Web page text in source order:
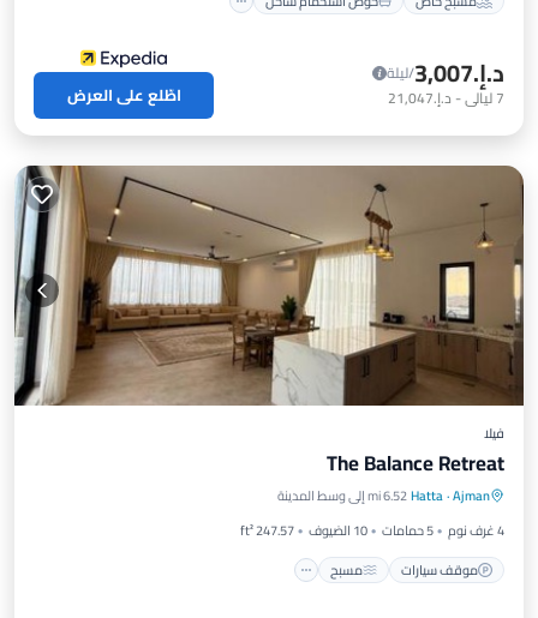
د.إ.‏3,007
/ليلة
7ليالي- د.إ.‏21,047 اطّلع على العرض
فيلا
The Balance Retreat
Ajman
·
Hatta6.52 mi إلى وسط المدينة
4 غرف نوم
5 حمامات 10 الضيوف
247.57 ft²
موقف سيارات
مسبح
موقف سيارات
إطلالة